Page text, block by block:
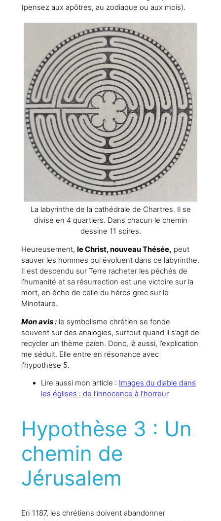
(pensez aux apôtres, au zodiaque ou aux mois).
La labyrinthe de la cathédrale de Chartres. Il se
divise en 4 quartiers. Dans chacun le chemin
dessine 11 spires.
Heureusement, le Christ, nouveau Thésée, peut
sauver les hommes qui évoluent dans ce labyrinthe.
Il est descendu sur Terre racheter les péchés de
l’humanité et sa résurrection est une victoire sur la
mort, en écho de celle du héros grec sur le
Minotaure.
Mon avis :le symbolisme chrétien se fonde
souvent sur des analogies, surtout quand il s’agit de
recycler un thème païen. Donc, là aussi, l’explication
me séduit. Elle entre en résonance avec
l’hypothèse 5.
Lire aussi mon article : Images du diable dans
les églises : de l’innocence à l’horreur
Hypothèse 3 : Un
chemin de
Jérusalem
En 1187, les chrétiens doivent abandonner